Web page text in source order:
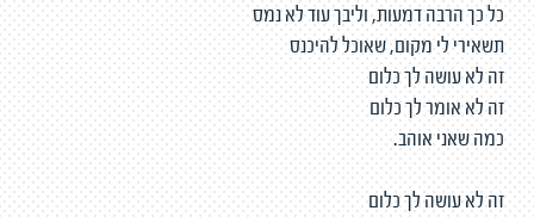
כל כך הרבה דמעות, וליבך עוד לא נמס
תשאירי לי מקום, שאוכל להיכנס
זה לא עושה לך כלום
זה לא אומר לך כלום
כמה שאני אוהב.
זה לא עושה לך כלום